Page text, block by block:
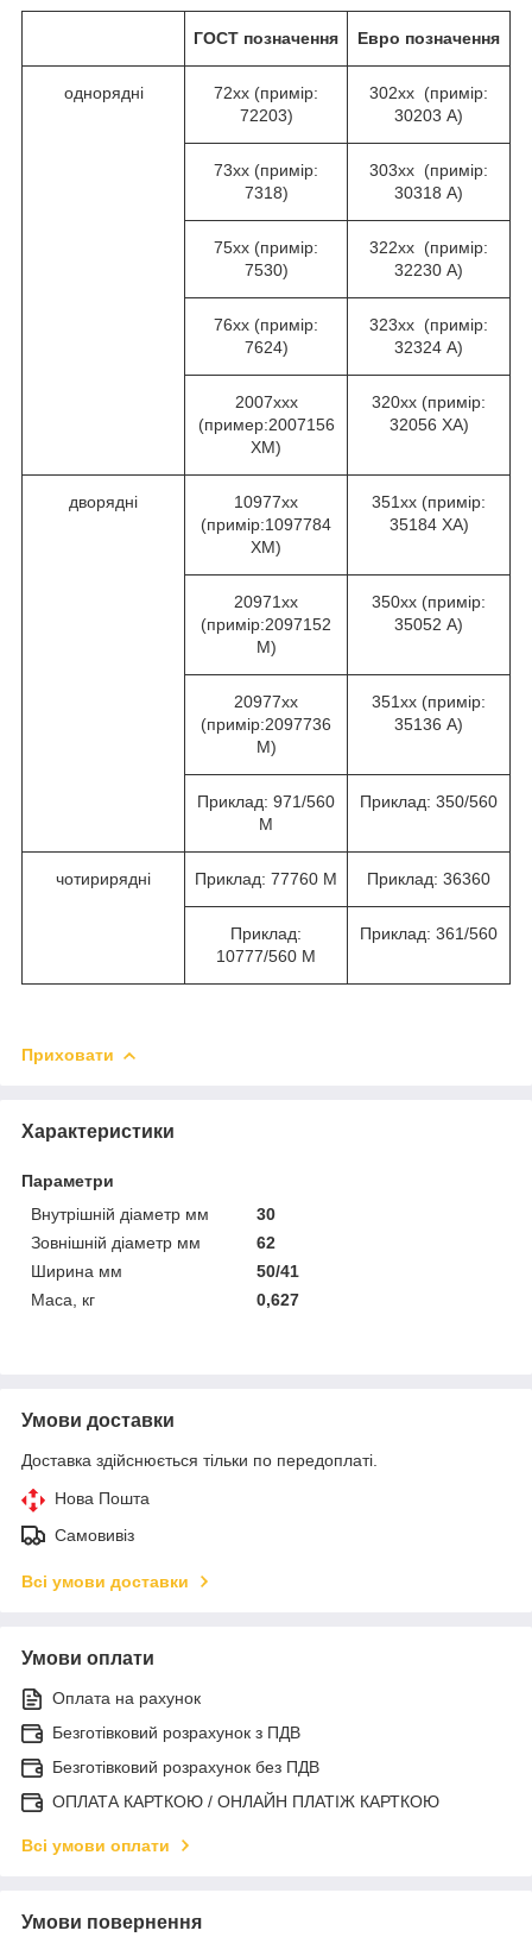
ГОСТ позначення Евро позначення
однорядні
72хх (примір:
72203)
302хх (примір:
30203 А)
73хх (примір:
7318)
303хх (примір:
30318 А)
75хх (примір:
7530)
322хх (примір:
32230 А)
76хх (примір:
7624)
323хх (примір:
32324 А)
2007ххх
(пример:2007156
ХМ)
320хх (примір:
32056 ХА)
дворядні
10977хх
(примір:1097784
ХМ)
351хх (примір:
35184 ХА)
20971хх
(примір:2097152
М)
350хх (примір:
35052 А)
20977хх
(примір:2097736
М)
351хх (примір:
35136 А)
Приклад: 971/560
М
Приклад: 350/560
чотирирядні Приклад: 77760 М Приклад: 36360
Приклад:
10777/560 М
Приклад: 361/560
Приховати
Характеристики
Параметри
Внутрішній діаметр мм
30
Зовнішній діаметр мм
62
Ширина мм
50/41
Маса, кг
0,627
Умови доставки
Доставка здійснюється тільки по передоплаті.
Нова Пошта
Самовивіз
Всі умови доставки
Умови оплати
Оплата на рахунок
Безготівковий розрахунок з ПДВ
Безготівковий розрахунок без ПДВ
ОПЛАТА КАРТКОЮ / ОНЛАЙН ПЛАТІЖ КАРТКОЮ
Всі умови оплати
Умови повернення